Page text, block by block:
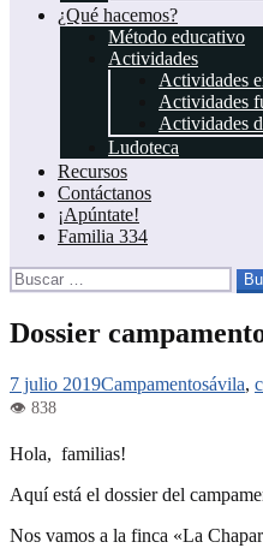
¿Qué hacemos?
Método educativo
Actividades
Actividades
Actividades
Actividades
Ludoteca
Recursos
Contáctanos
¡Apúntate!
Familia 334
Buscar:
Dossier
7 julio 2019Campamentosávila,
Hola, familias!
Aquí está el dossier del
Nos vamos a la finca «La